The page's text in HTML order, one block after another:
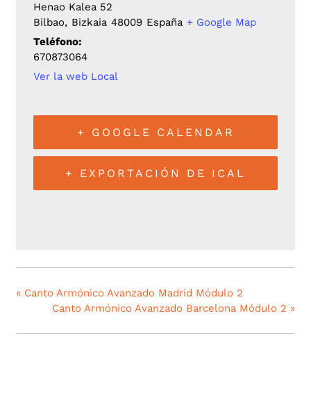
Henao Kalea 52
Bilbao, Bizkaia 48009 España + Google Map
Teléfono:
670873064
Ver la web Local
+ GOOGLE CALENDAR
+ EXPORTACIÓN DE ICAL
« Canto Armónico Avanzado Madrid Módulo 2
Canto Armónico Avanzado Barcelona Módulo 2 »